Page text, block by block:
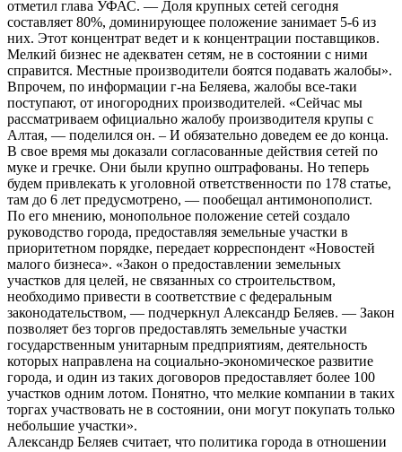
отметил глава УФАС. — Доля крупных сетей сегодня
составляет 80%, доминирующее положение занимает 5-6 из
них. Этот концентрат ведет и к концентрации поставщиков.
Мелкий бизнес не адекватен сетям, не в состоянии с ними
справится. Местные производители боятся подавать жалобы».
Впрочем, по информации г-на Беляева, жалобы все-таки
поступают, от иногородних производителей. «Сейчас мы
рассматриваем официально жалобу производителя крупы с
Алтая, — поделился он. – И обязательно доведем ее до конца.
В свое время мы доказали согласованные действия сетей по
муке и гречке. Они были крупно оштрафованы. Но теперь
будем привлекать к уголовной ответственности по 178 статье,
там до 6 лет предусмотрено, — пообещал антимонополист.
По его мнению, монопольное положение сетей создало
руководство города, предоставляя земельные участки в
приоритетном порядке, передает корреспондент «Новостей
малого бизнеса». «Закон о предоставлении земельных
участков для целей, не связанных со строительством,
необходимо привести в соответствие с федеральным
законодательством, — подчеркнул Александр Беляев. — Закон
позволяет без торгов предоставлять земельные участки
государственным унитарным предприятиям, деятельность
которых направлена на социально-экономическое развитие
города, и один из таких договоров предоставляет более 100
участков одним лотом. Понятно, что мелкие компании в таких
торгах участвовать не в состоянии, они могут покупать только
небольшие участки».
Александр Беляев считает, что политика города в отношении